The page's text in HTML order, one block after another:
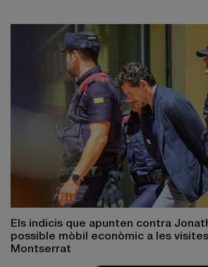
Els indicis que apunten contra
possible mòbil econòmic a les
Montserrat